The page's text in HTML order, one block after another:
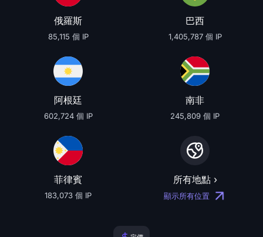
俄羅斯
85,115 個 IP
巴西
1,405,787 個 IP
阿根廷
602,724 個 IP
南非
245,809 個 IP
菲律賓
183,073 個 IP
所有地點 ›
顯示所有位置